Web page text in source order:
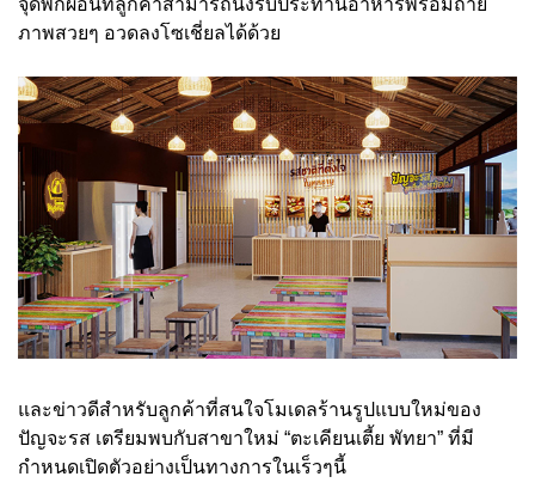
จุดพักผ่อนที่ลูกค้าสามารถนั่งรับประทานอาหารพร้อมถ่าย
ภาพสวยๆ อวดลงโซเชี่ยลได้ด้วย
และข่าวดีสำหรับลูกค้าที่สนใจโมเดลร้านรูปแบบใหม่ของ
ปัญจะรส เตรียมพบกับสาขาใหม่ “ตะเคียนเตี้ย พัทยา” ที่มี
กำหนดเปิดตัวอย่างเป็นทางการในเร็วๆนี้